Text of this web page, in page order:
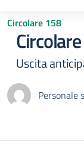
Circolare 158
Uscita
Personale